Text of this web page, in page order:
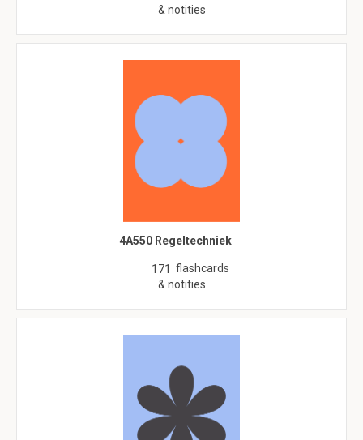
& notities
4A550 Regeltechniek
171 flashcards
& notities